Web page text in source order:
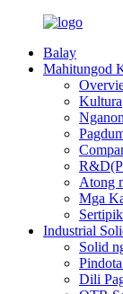
Balay
Mahitungod
Kultura
Atong
Mga
Industrial
Solid
Dili